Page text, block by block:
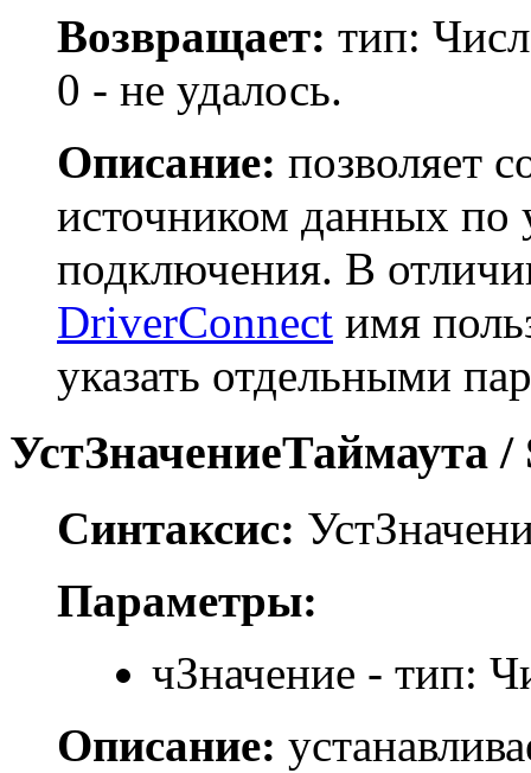
Возвращает: тип:
0 - не удалось.
Описание: позволяет
источником данных по
подключения. В
DriverConnect имя
указать отдельными
УстЗначениеТаймаута
Синтаксис:
Параметры:
чЗначение - тип:
Описание: